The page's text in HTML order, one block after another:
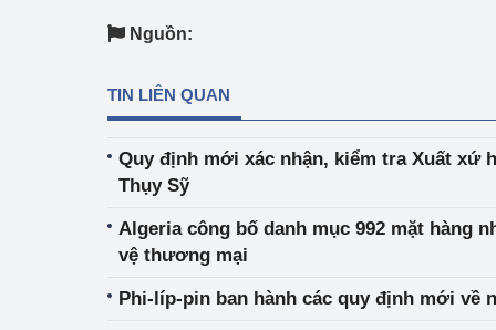
Bảo vệ nền tảng tư
Nguồn:
TIN LIÊN QUAN
Quy định mới xác nhận, kiểm tra Xuất xứ
Thụy Sỹ
Algeria công bố danh mục 992 mặt hàng
vệ thương mại
Phi-líp-pin ban hành các quy định mới về